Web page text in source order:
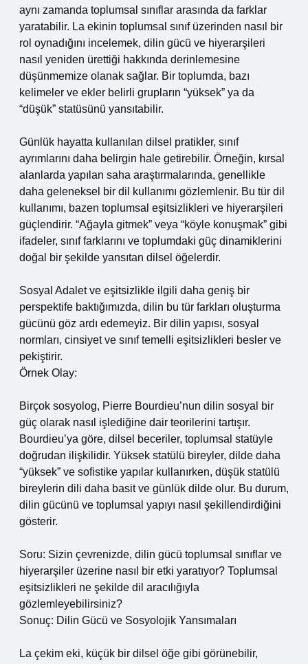
aynı zamanda toplumsal sınıflar arasında da farklar
yaratabilir. La ekinin toplumsal sınıf üzerinden nasıl bir
rol oynadığını incelemek, dilin gücü ve hiyerarşileri
nasıl yeniden ürettiği hakkında derinlemesine
düşünmemize olanak sağlar. Bir toplumda, bazı
kelimeler ve ekler belirli grupların “yüksek” ya da
“düşük” statüsünü yansıtabilir.
Günlük hayatta kullanılan dilsel pratikler, sınıf
ayrımlarını daha belirgin hale getirebilir. Örneğin, kırsal
alanlarda yapılan saha araştırmalarında, genellikle
daha geleneksel bir dil kullanımı gözlemlenir. Bu tür dil
kullanımı, bazen toplumsal eşitsizlikleri ve hiyerarşileri
güçlendirir. “Ağayla gitmek” veya “köyle konuşmak” gibi
ifadeler, sınıf farklarını ve toplumdaki güç dinamiklerini
doğal bir şekilde yansıtan dilsel öğelerdir.
Sosyal Adalet ve eşitsizlikle ilgili daha geniş bir
perspektife baktığımızda, dilin bu tür farkları oluşturma
gücünü göz ardı edemeyiz. Bir dilin yapısı, sosyal
normları, cinsiyet ve sınıf temelli eşitsizlikleri besler ve
pekiştirir.
Örnek Olay:
Birçok sosyolog, Pierre Bourdieu’nun dilin sosyal bir
güç olarak nasıl işlediğine dair teorilerini tartışır.
Bourdieu’ya göre, dilsel beceriler, toplumsal statüyle
doğrudan ilişkilidir. Yüksek statülü bireyler, dilde daha
“yüksek” ve sofistike yapılar kullanırken, düşük statülü
bireylerin dili daha basit ve günlük dilde olur. Bu durum,
dilin gücünü ve toplumsal yapıyı nasıl şekillendirdiğini
gösterir.
Soru: Sizin çevrenizde, dilin gücü toplumsal sınıflar ve
hiyerarşiler üzerine nasıl bir etki yaratıyor? Toplumsal
eşitsizlikleri ne şekilde dil aracılığıyla
gözlemleyebilirsiniz?
Sonuç: Dilin Gücü ve Sosyolojik Yansımaları
La çekim eki, küçük bir dilsel öğe gibi görünebilir,